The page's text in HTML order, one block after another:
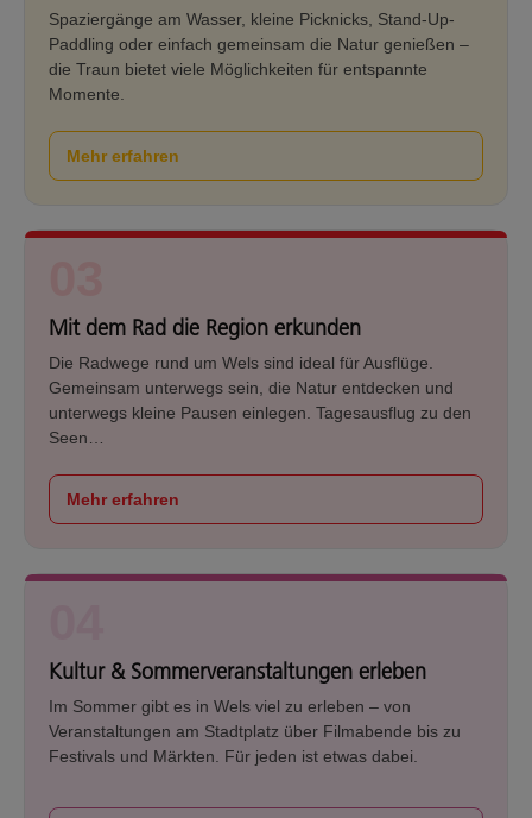
Spaziergänge am Wasser, kleine Picknicks, Stand-Up-
Paddling oder einfach gemeinsam die Natur genießen –
die Traun bietet viele Möglichkeiten für entspannte
Momente.
Mehr erfahren
Mit dem Rad die Region erkunden
Die Radwege rund um Wels sind ideal für Ausflüge.
Gemeinsam unterwegs sein, die Natur entdecken und
unterwegs kleine Pausen einlegen. Tagesausflug zu den
Seen…
Mehr erfahren
Kultur & Sommerveranstaltungen erleben
Im Sommer gibt es in Wels viel zu erleben – von
Veranstaltungen am Stadtplatz über Filmabende bis zu
Festivals und Märkten. Für jeden ist etwas dabei.